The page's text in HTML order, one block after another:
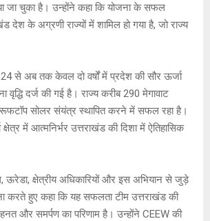
जा चुका है। उन्होंने कहा कि योजना के सफल
देश के अग्रणी राज्यों में शामिल हो गया है, जो राज्य
से अब तक केवल दो वर्षों में प्रदेश की सौर ऊर्जा
वृद्धि दर्ज की गई है। राज्य करीब 290 मेगावाट
सोलर संयंत्र स्थापित करने में सफल रहा है।
में आत्मनिर्भर उत्तराखंड की दिशा में ऐतिहासिक
ऊरेडा, क्षेत्रीय अधिकारियों और इस अभियान से जुड़े
करते हुए कहा कि यह सफलता टीम उत्तराखंड की
और समर्पण का परिणाम है। उन्होंने CEEW की